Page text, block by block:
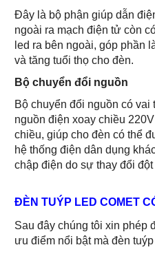
Đây là bộ phận giúp dẫn
ngoài ra mạch điện tử còn
led ra bên ngoài, góp phần
và tăng tuổi thọ cho đèn.
Bộ chuyển đổi nguồn
Bộ chuyển đổi nguồn có vai
nguồn điện xoay chiều
chiều, giúp cho đèn có thể
hệ thống điện dân dụng
chập điện do sự thay đổi
ĐÈN TUÝP LED COMET
Sau đây chúng tôi xin phép
ưu điểm nổi bật mà đèn